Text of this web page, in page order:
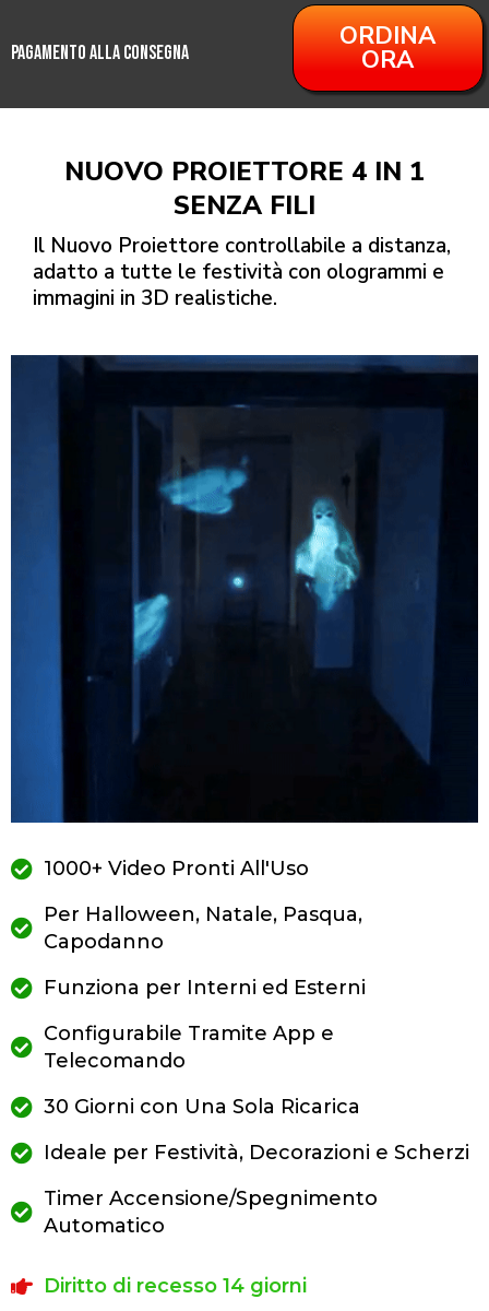
PAGAMENTO ALLA CONSEGNA
ORDINA
ORA
NUOVO PROIETTORE 4 IN 1
SENZA FILI
Il Nuovo Proiettore controllabile a distanza,
adatto a tutte le festività con ologrammi e
immagini in 3D realistiche.
1000+ Video Pronti All'Uso
Per Halloween, Natale, Pasqua,
Capodanno
Funziona per Interni ed Esterni
Configurabile Tramite App e
Telecomando
30 Giorni con Una Sola Ricarica
Ideale per Festività, Decorazioni e Scherzi
Timer Accensione/Spegnimento
Automatico
Diritto di recesso 14 giorni